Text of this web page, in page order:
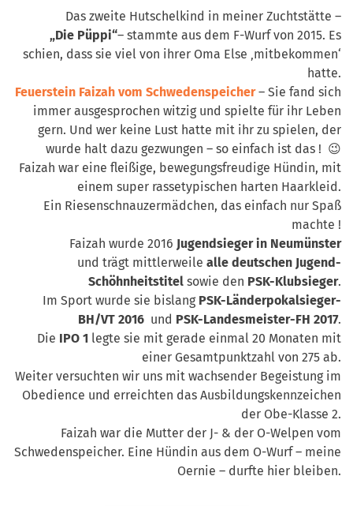
Das zweite Hutschelkind in meiner Zuchtstätte –
„Die Püppi“– stammte aus dem F-Wurf von 2015. Es
schien, dass sie viel von ihrer Oma Else ‚mitbekommen‘
hatte.
Feuerstein Faizah vom Schwedenspeicher– Sie fand sich
immer ausgesprochen witzig und spielte für ihr Leben
gern. Und wer keine Lust hatte mit ihr zu spielen, der
wurde halt dazu gezwungen – so einfach ist das ! 😉
Faizah war eine fleißige, bewegungsfreudige Hündin, mit
einem super rassetypischen harten Haarkleid.
Ein Riesenschnauzermädchen, das einfach nur Spaß
machte !
Faizah wurde 2016 Jugendsieger in Neumünster
und trägt mittlerweile alle deutschen Jugend-
Schöhnheitstitel sowie den PSK-Klubsieger.
Im Sport wurde sie bislang PSK-Länderpokalsieger-
BH/VT 2016 und PSK-Landesmeister-FH 2017.
Die IPO 1 legte sie mit gerade einmal 20 Monaten mit
einer Gesamtpunktzahl von 275 ab.
Weiter versuchten wir uns mit wachsender Begeistung im
Obedience und erreichten das Ausbildungskennzeichen
der Obe-Klasse 2.
Faizah war die Mutter der J- & der O-Welpen vom
Schwedenspeicher. Eine Hündin aus dem O-Wurf – meine
Oernie – durfte hier bleiben.